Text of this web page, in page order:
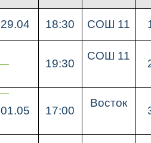
29.04 18:30 СОШ 11
19:30
СОШ 11
01.05 17:00
Восток